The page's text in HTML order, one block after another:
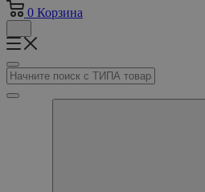
0 Корзина